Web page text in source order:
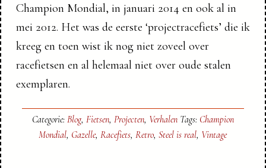
Champion Mondial, in januari 2014 en ook al in
mei 2012. Het was de eerste ‘projectracefiets’ die ik
kreeg en toen wist ik nog niet zoveel over
racefietsen en al helemaal niet over oude stalen
exemplaren.
Categorie: Blog, Fietsen, Projecten, Verhalen Tags: Champion
Mondial, Gazelle,Racefiets,Retro,Steel is real, Vintage